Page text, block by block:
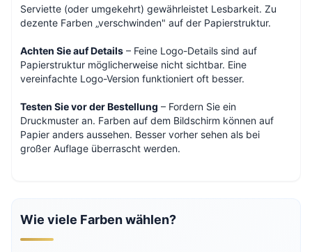
Serviette (oder umgekehrt) gewährleistet Lesbarkeit. Zu
dezente Farben „verschwinden" auf der Papierstruktur.
Achten Sie auf Details – Feine Logo-Details sind auf
Papierstruktur möglicherweise nicht sichtbar. Eine
vereinfachte Logo-Version funktioniert oft besser.
Testen Sie vor der Bestellung – Fordern Sie ein
Druckmuster an. Farben auf dem Bildschirm können auf
Papier anders aussehen. Besser vorher sehen als bei
großer Auflage überrascht werden.
Wie viele Farben wählen?